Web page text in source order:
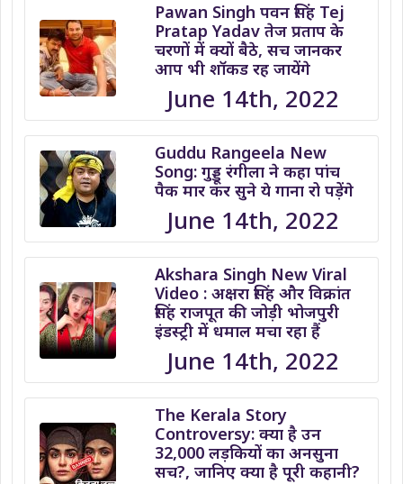
Pawan Singh पवन सिंह Tej
Pratap Yadav तेज प्रताप के
चरणों में क्यों बैठे, सच जानकर
आप भी शॉकड रह जायेंगे
June 14th, 2022
Guddu Rangeela New
Song: गुड्डू रंगीला ने कहा पांच
पैक मार कर सुने ये गाना रो पड़ेंगे
June 14th, 2022
Akshara Singh New Viral
Video : अक्षरा सिंह और विक्रांत
सिंह राजपूत की जोड़ी भोजपुरी
इंडस्ट्री में धमाल मचा रहा हैं
June 14th, 2022
The Kerala Story
Controversy: क्या है उन
32,000 लड़कियों का अनसुना
सच?, जानिए क्या है पूरी कहानी?